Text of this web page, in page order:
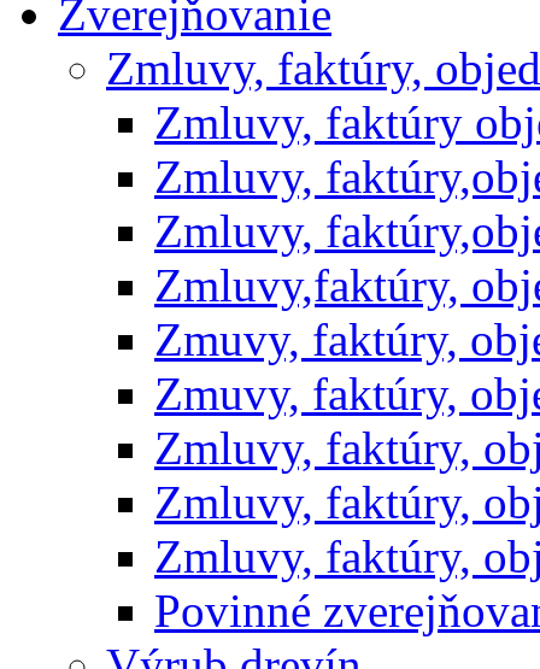
Zverejňovanie
Zmluvy, faktúry,
Zmluvy, faktúry
Zmluvy,
Zmluvy,
Zmluvy,faktúry,
Zmuvy, faktúry,
Zmuvy, faktúry,
Zmluvy, faktúry,
Zmluvy, faktúry,
Zmluvy, faktúry,
Povinné